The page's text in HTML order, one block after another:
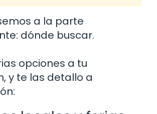
a la parte
dónde buscar.
opciones a tu
y te las detallo a